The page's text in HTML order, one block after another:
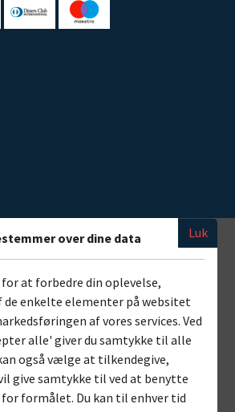
Luk
over dine data
at forbedre din oplevelse,
de enkelte elementer på websitet
af vores services. Ved
alle' giver du samtykke til alle
også vælge at tilkendegive,
give samtykke til ved at benytte
for formålet. Du kan til enhver tid